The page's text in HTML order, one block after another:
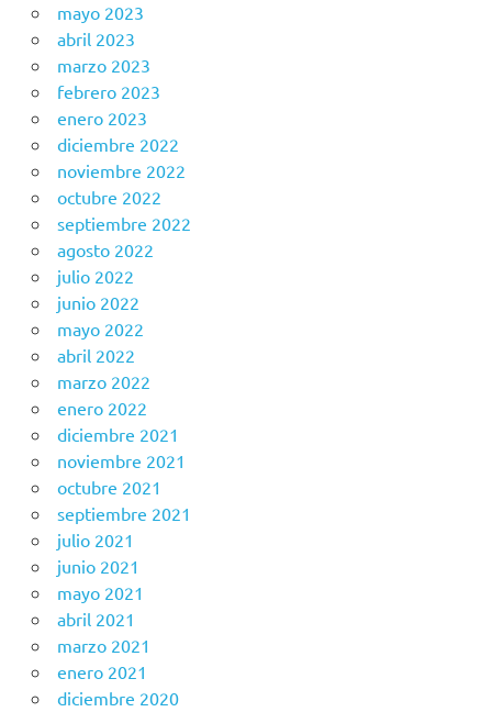
mayo 2023
abril 2023
marzo 2023
febrero 2023
enero 2023
diciembre 2022
noviembre 2022
octubre 2022
septiembre 2022
agosto 2022
julio 2022
junio 2022
mayo 2022
abril 2022
marzo 2022
enero 2022
diciembre 2021
noviembre 2021
octubre 2021
septiembre 2021
julio 2021
junio 2021
mayo 2021
abril 2021
marzo 2021
enero 2021
diciembre 2020